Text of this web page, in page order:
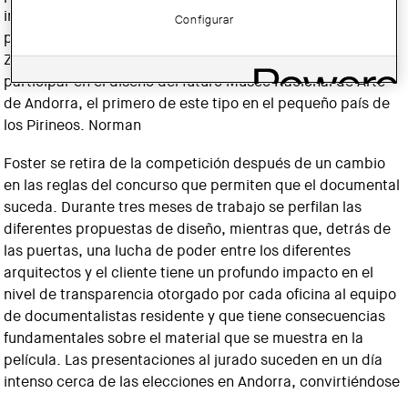
insoportablemente crudo. Pero, ¿el jurado tiene la última
palabra? Jean Nouvel, Frank Gehry, Dominique Perrault,
Zaha Hadid y Norman Foster son seleccionados para
participar en el diseño del futuro Museo Nacional de Arte
de Andorra, el primero de este tipo en el pequeño país de
los Pirineos. Norman
Foster se retira de la competición después de un cambio
en las reglas del concurso que permiten que el documental
suceda. Durante tres meses de trabajo se perfilan las
diferentes propuestas de diseño, mientras que, detrás de
las puertas, una lucha de poder entre los diferentes
arquitectos y el cliente tiene un profundo impacto en el
nivel de transparencia otorgado por cada oficina al equipo
de documentalistas residente y que tiene consecuencias
fundamentales sobre el material que se muestra en la
película. Las presentaciones al jurado suceden en un día
intenso cerca de las elecciones en Andorra, convirtiéndose
Configurar